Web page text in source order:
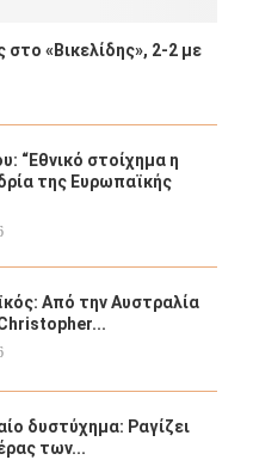
στο «Βικελίδης», 2-2 με
“Εθνικό στοίχημα η
της Ευρωπαϊκής
Από την Αυστραλία
δυστύχημα: Ραγίζει
των...